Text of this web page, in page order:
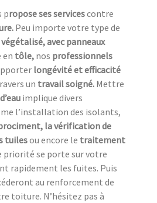
propose ses servicescontre
Peu importe votre type de
avec panneaux
en tôle, nos professionnels
longévité et efficacité
un travail soigné. Mettre
implique divers
l’installation des isolants,
la vérification de
tuilesou encore le traitement
priorité se porte sur votre
rapidement les fuites. Puis
au renforcement de
toiture. N’hésitez pas à